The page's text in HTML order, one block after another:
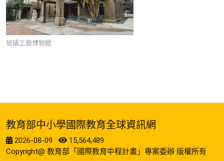
玻璃工藝博物館
教育部中小學國際教育全球資訊網
2026-08-09
15,564,489
Copyright@ 教育部「國際教育中程計畫」專案委辦 版權所有